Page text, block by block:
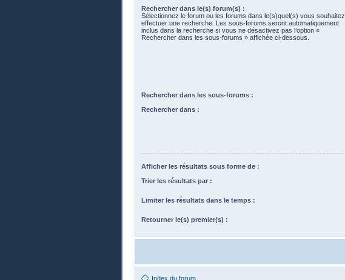
Rechercher dans le(s) forum(s) :
Sélectionnez le forum ou les forums dans le(s)quel(s) vous souhaitez
effectuer une recherche. Les sous-forums seront automatiquement
inclus dans la recherche si vous ne désactivez pas l’option «
Rechercher dans les sous-forums » affichée ci-dessous.
Rechercher dans les sous-forums :
Rechercher dans :
Afficher les résultats sous forme de :
Trier les résultats par :
Limiter les résultats dans le temps :
Retourner le(s) premier(s) :
Index du forum